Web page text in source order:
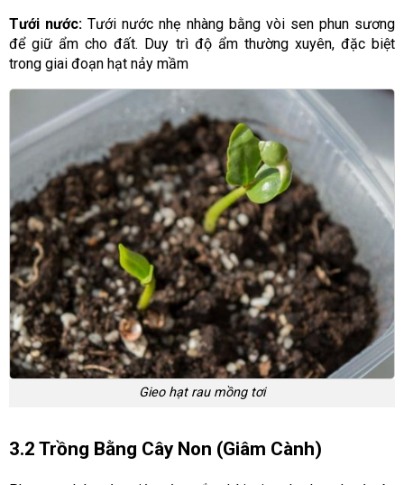
Tưới nước: Tưới nước nhẹ nhàng bằng vòi sen phun sương
để giữ ẩm cho đất. Duy trì độ ẩm thường xuyên, đặc biệt
trong giai đoạn hạt nảy mầm
Gieo hạt rau mồng tơi
3.2 Trồng Bằng Cây Non (giâm Cành)